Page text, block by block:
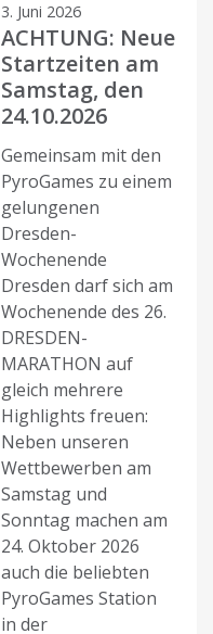
3. Juni 2026
ACHTUNG: Neue
Startzeiten am
Samstag, den
24.10.2026
Gemeinsam mit den
PyroGames zu einem
gelungenen
Dresden-
Wochenende
Dresden darf sich am
Wochenende des 26.
DRESDEN-
MARATHON auf
gleich mehrere
Highlights freuen:
Neben unseren
Wettbewerben am
Samstag und
Sonntag machen am
24. Oktober 2026
auch die beliebten
PyroGames Station
in der